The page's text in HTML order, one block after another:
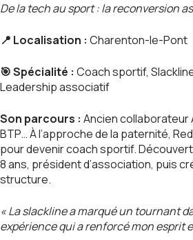
De la tech au sport : la reconversion
📍 Localisation : Charenton-le-Pont
🎯 Spécialité : Coach sportif,
Leadership associatif
Son parcours : Ancien collaborateur
BTP… À l’approche de la paternité,
pour devenir coach sportif.
8 ans, président d’association, puis
structure.
« La slackline a marqué un tournant
expérience qui a renforcé mon esprit